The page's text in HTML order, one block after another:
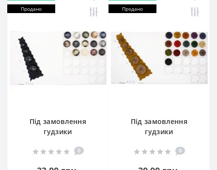
Продано
Під замовлення
гудзики
0
Продано
Під замовлення
гудзики
0